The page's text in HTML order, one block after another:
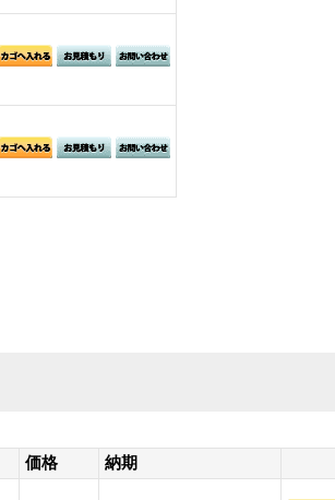
価格 納期